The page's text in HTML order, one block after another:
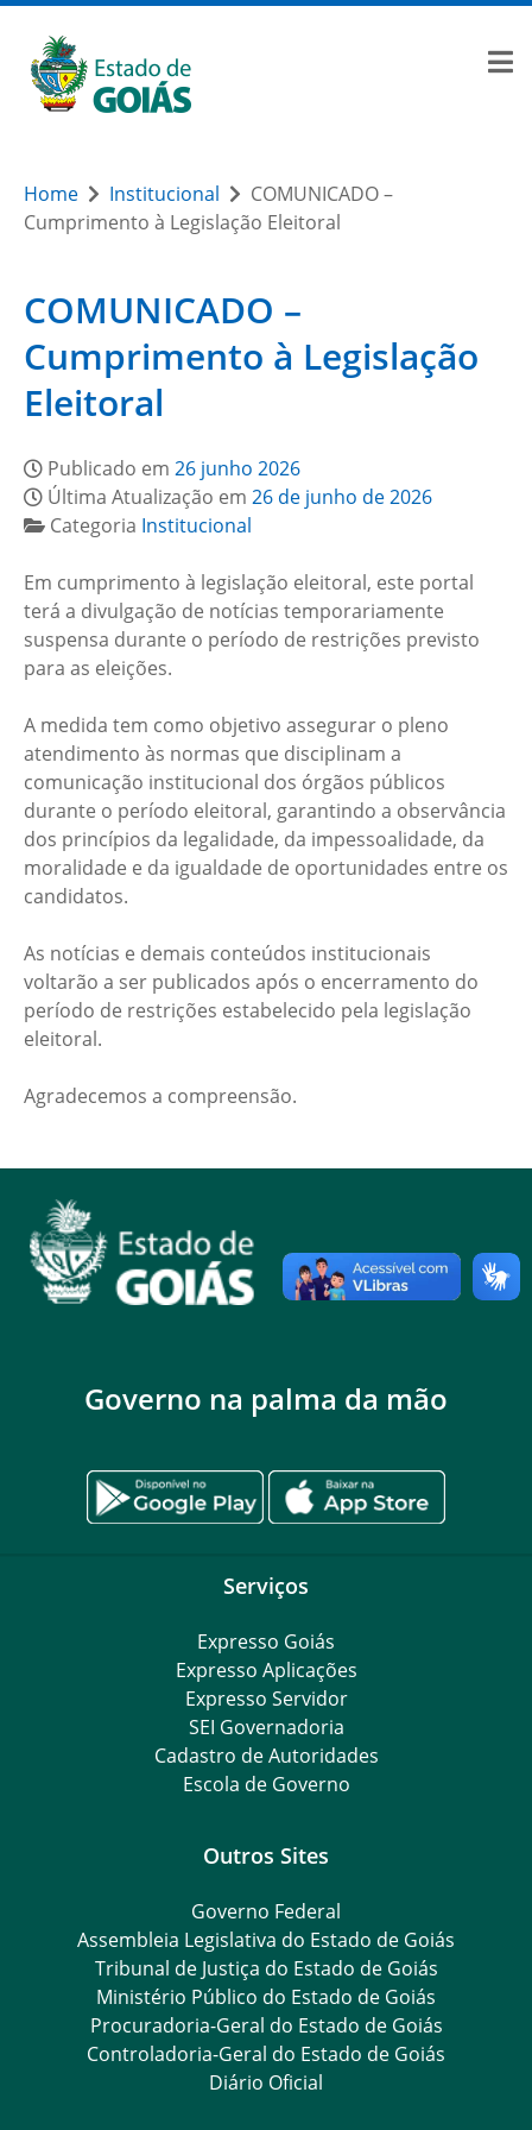
Home Institucional
COMUNICADO –
Cumprimento à Legislação Eleitoral
COMUNICADO –
Cumprimento à Legislação
Eleitoral
Publicado em 26 junho 2026
Última Atualização em 26 de junho de 2026
Categoria Institucional
Em cumprimento à legislação eleitoral, este portal
terá a divulgação de notícias temporariamente
suspensa durante o período de restrições previsto
para as eleições.
A medida tem como objetivo assegurar o pleno
atendimento às normas que disciplinam a
comunicação institucional dos órgãos públicos
durante o período eleitoral, garantindo a observância
dos princípios da legalidade, da impessoalidade, da
moralidade e da igualdade de oportunidades entre os
candidatos.
As notícias e demais conteúdos institucionais
voltarão a ser publicados após o encerramento do
período de restrições estabelecido pela legislação
eleitoral.
Agradecemos a compreensão.
Governo na palma da mão
Serviços
Expresso Goiás
Expresso Aplicações
Expresso Servidor
SEI Governadoria
Cadastro de Autoridades
Escola de Governo
Outros Sites
Governo Federal
Assembleia Legislativa do Estado de Goiás
Tribunal de Justiça do Estado de Goiás
Ministério Público do Estado de Goiás
Procuradoria-Geral do Estado de Goiás
Controladoria-Geral do Estado de Goiás
Diário Oficial